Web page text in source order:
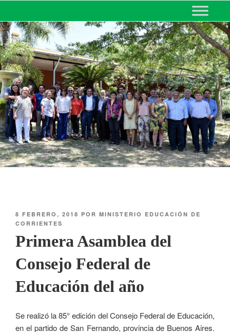
MINISTERIO DE EDUCACIÓN
DE CORRIENTES
8 FEBRERO, 2018 POR MINISTERIO EDUCACIÓN DE
CORRIENTES
Primera Asamblea del
Consejo Federal de
Educación del año
Se realizó la 85° edición del Consejo Federal de Educación,
en el partido de San Fernando, provincia de Buenos Aires.